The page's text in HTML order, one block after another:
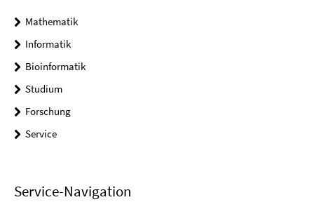
Mathematik
Informatik
Bioinformatik
Studium
Forschung
Service
Service-Navigation